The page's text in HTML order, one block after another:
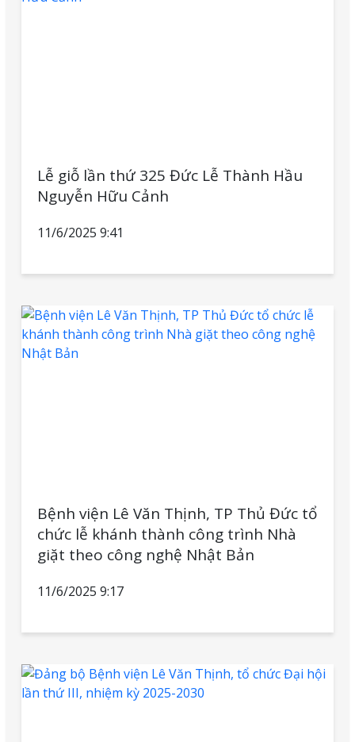
Lễ giỗ lần thứ 325 Đức Lễ Thành Hầu
Nguyễn Hữu Cảnh
11/6/2025 9:41
Bệnh viện Lê Văn Thịnh, TP Thủ Đức tổ
chức lễ khánh thành công trình Nhà
giặt theo công nghệ Nhật Bản
11/6/2025 9:17